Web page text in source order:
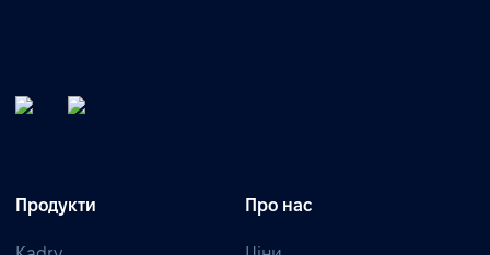
Продукти Про нас